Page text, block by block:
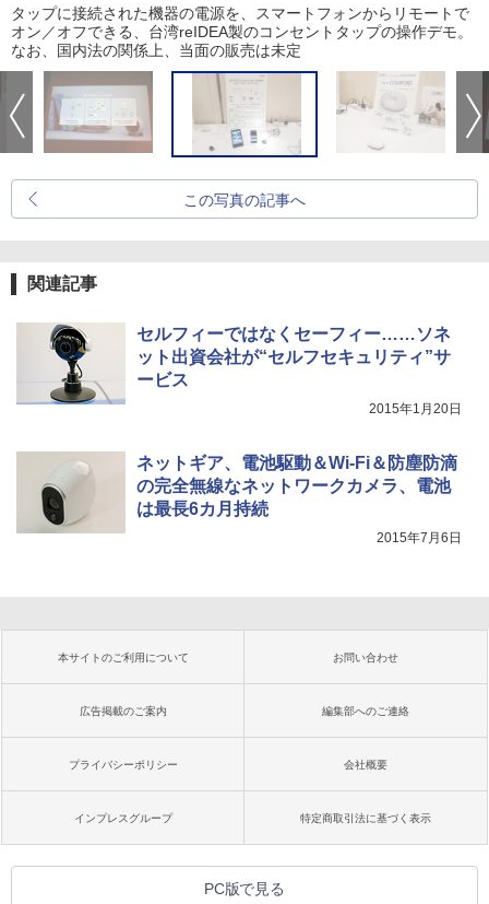
タップに接続された機器の電源を、スマートフォンからリモートで
オン／オフできる、台湾reIDEA製のコンセントタップの操作デモ。
なお、国内法の関係上、当面の販売は未定
この写真の記事へ
関連記事
セルフィーではなくセーフィー……ソネ
ット出資会社が“セルフセキュリティ”サ
ービス
2015年1月20日
ネットギア、電池駆動＆Wi-Fi＆防塵防滴
の完全無線なネットワークカメラ、電池
は最長6カ月持続
2015年7月6日
本サイトのご利用について お問い合わせ
広告掲載のご案内 編集部へのご連絡
プライバシーポリシー 会社概要
インプレスグループ 特定商取引法に基づく表示
PC版で見る